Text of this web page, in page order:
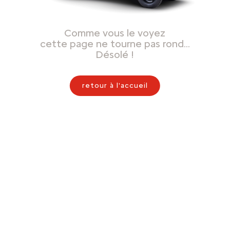
Comme vous le voyez
cette page ne tourne pas rond…
Désolé !
retour à l'accueil